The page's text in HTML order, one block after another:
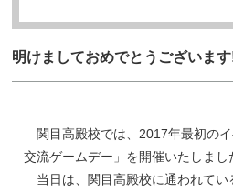
明けましておめでとうございま
関目高殿校では、2017年最初の
交流ゲームデー」を開催いたしまし
当日は、関目高殿校に通われてい